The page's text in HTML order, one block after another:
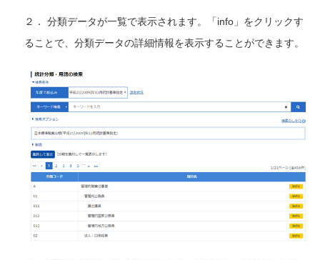
２． 分類データが一覧で表示されます。「info」をクリックす
ることで、分類データの詳細情報を表示することができます。